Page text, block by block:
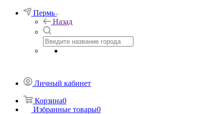
Пермь
Назад
Личный кабинет
Корзина0
Избранные товары0